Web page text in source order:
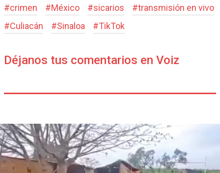
#crimen #México #sicarios #transmisión en vivo
#Culiacán #Sinaloa #TikTok
Déjanos tus comentarios en Voiz